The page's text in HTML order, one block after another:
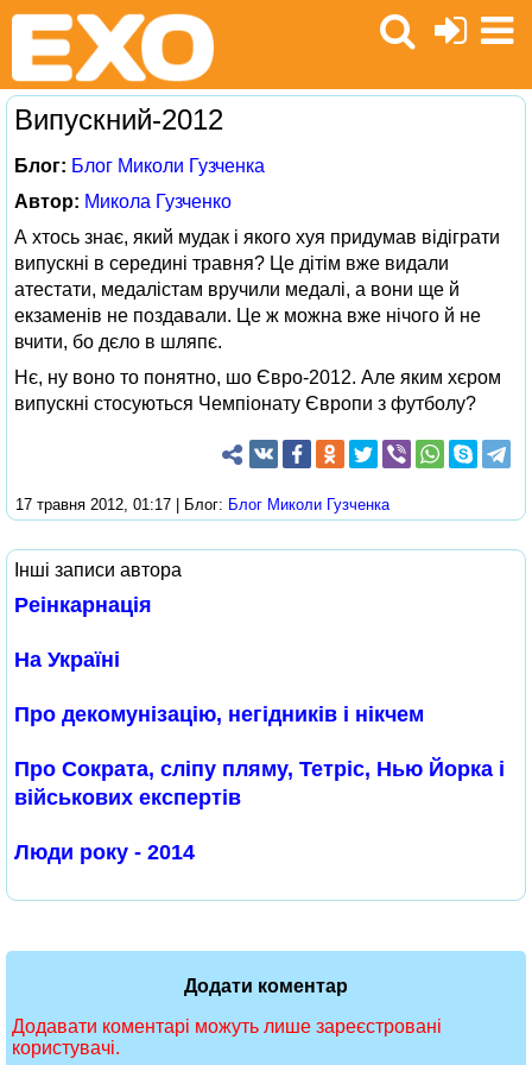
Випускний-2012
Блог: Блог Миколи Гузченка
Автор: Микола Гузченко
А хтось знає, який мудак і якого хуя придумав відіграти
випускні в середині травня? Це дітім вже видали
атестати, медалістам вручили медалі, а вони ще й
екзаменів не поздавали. Це ж можна вже нічого й не
вчити, бо дєло в шляпє.
Нє, ну воно то понятно, шо Євро-2012. Але яким хєром
випускні стосуються Чемпіонату Європи з футболу?
17 травня 2012, 01:17 | Блог: Блог Миколи Гузченка
Інші записи автора
Реінкарнація
На Україні
Про декомунізацію, негідників і нікчем
Про Сократа, сліпу пляму, Тетріс, Нью Йорка і
військових експертів
Люди року - 2014
Додати коментар
Додавати коментарі можуть лише зареєстровані
користувачі.